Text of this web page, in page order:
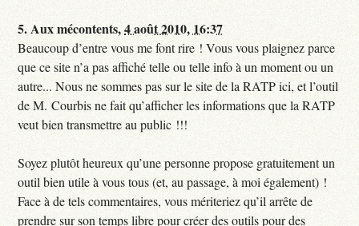
5.Aux mécontents,4 août 2010, 16:37
Beaucoup d’entre vous me font rire ! Vous vous plaignez parce
que ce site n’a pas affiché telle ou telle info à un moment ou un
autre... Nous ne sommes pas sur le site de la RATP ici, et l’outil
de M. Courbis ne fait qu’afficher les informations que la RATP
veut bien transmettre au public !!!
Soyez plutôt heureux qu’une personne propose gratuitement un
outil bien utile à vous tous (et, au passage, à moi également) !
Face à de tels commentaires, vous mériteriez qu’il arrête de
prendre sur son temps libre pour créer des outils pour des